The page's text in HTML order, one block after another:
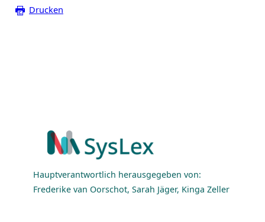
Drucken
Hauptverantwortlich herausgegeben von:
Frederike van Oorschot, Sarah Jäger, Kinga Zeller